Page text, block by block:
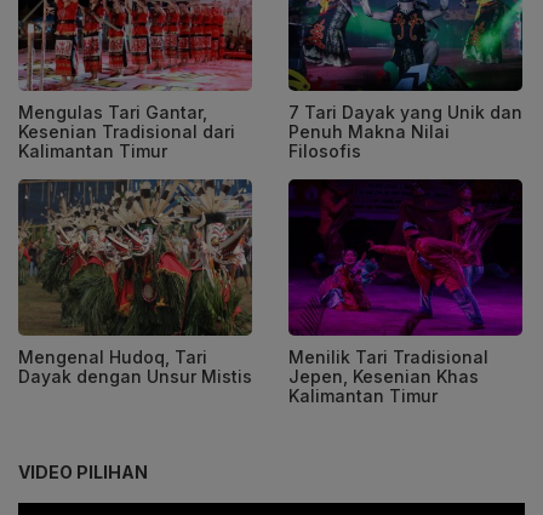
Mengulas Tari Gantar,
Kesenian Tradisional dari
Kalimantan Timur
7 Tari Dayak yang Unik dan
Penuh Makna Nilai
Filosofis
Mengenal Hudoq, Tari
Dayak dengan Unsur Mistis
Menilik Tari Tradisional
Jepen, Kesenian Khas
Kalimantan Timur
VIDEO PILIHAN